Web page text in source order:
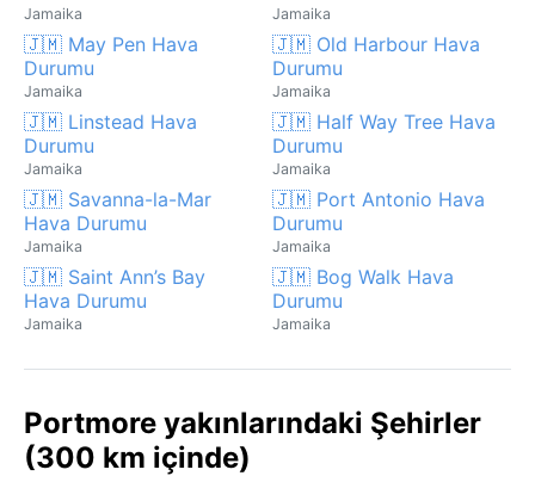
Jamaika Jamaika
🇯🇲 May Pen Hava
Durumu
Jamaika
🇯🇲 Old Harbour Hava
Durumu
Jamaika
🇯🇲 Linstead Hava
Durumu
Jamaika
🇯🇲 Half Way Tree Hava
Durumu
Jamaika
🇯🇲 Savanna-la-Mar
Hava Durumu
Jamaika
🇯🇲 Port Antonio Hava
Durumu
Jamaika
🇯🇲 Saint Ann’s Bay
Hava Durumu
Jamaika
🇯🇲 Bog Walk Hava
Durumu
Jamaika
Portmore yakınlarındaki Şehirler
(300 km içinde)